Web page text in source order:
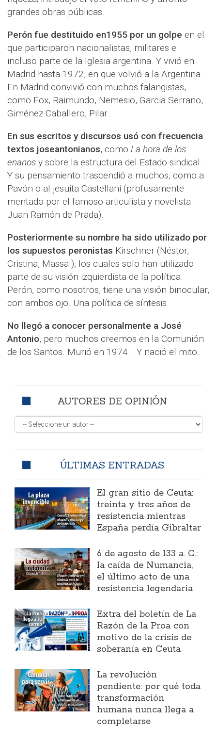
grandes obras públicas.
Perón fue destituido en1955 por un golpe en el
que participaron nacionalistas, militares e
incluso parte de la Iglesia argentina. Y vivió en
Madrid hasta 1972, en que volvió a la Argentina.
En Madrid convivió con muchos falangistas,
como Fox, Raimundo, Nemesio, Garcia Serrano,
Giménez Caballero, Pilar...
En sus escritos y discursos usó con frecuencia
textos joseantonianos, como La hora de los
enanos y sobre la estructura del Estado sindical.
Y su pensamiento trascendió a muchos, como a
Pavón o al jesuita Castellani (profusamente
mentado por el famoso articulista y novelista
Juan Ramón de Prada).
Posteriormente su nombre ha sido utilizado por
los supuestos peronistas Kirschner (Néstor,
Cristina, Massa ), los cuales solo han utilizado
parte de su visión izquierdista de la política.
Perón, como nosotros, tiene una visión binocular,
con ambos ojo. Una política de síntesis.
No llegó a conocer personalmente a José
Antonio, pero muchos creemos en la Comunión
de los Santos. Murió en 1974… Y nació el mito.
AUTORES DE OPINIÓN
ÚLTIMAS ENTRADAS
El gran sitio de Ceuta:
treinta y tres años de
resistencia mientras
España perdía Gibraltar
6 de agosto de 133 a. C.:
la caída de Numancia,
el último acto de una
resistencia legendaria
Extra del boletín de La
Razón de la Proa con
motivo de la crisis de
soberanía en Ceuta
La revolución
pendiente: por qué toda
transformación
humana nunca llega a
completarse